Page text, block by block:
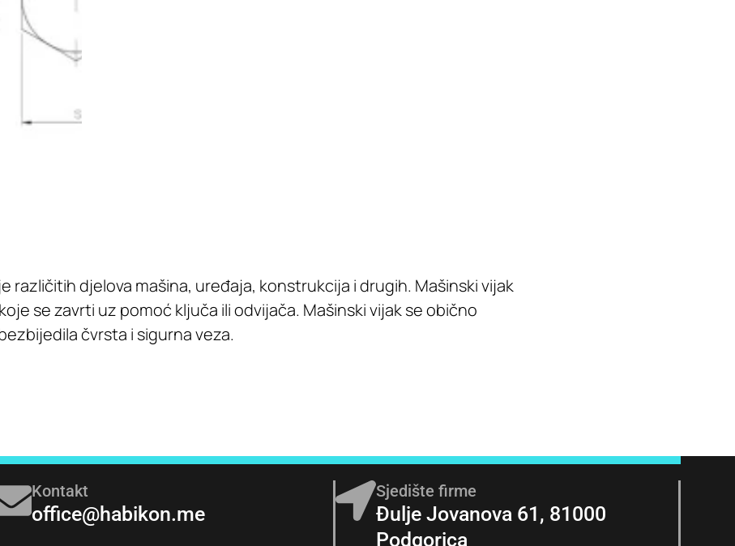
različitih djelova mašina, uređaja, konstrukcija i drugih. Mašinski vijak
se zavrti uz pomoć ključa ili odvijača. Mašinski vijak se obično
čvrsta i sigurna veza.
Kontakt
office@habikon.me
Sjedište firme
Đulje Jovanova 61, 81000
Podgorica